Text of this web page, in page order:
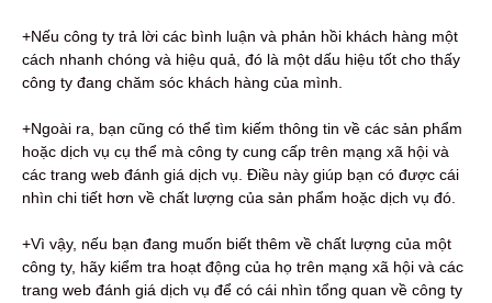
+Nếu công ty trả lời các bình luận và phản hồi khách hàng một
cách nhanh chóng và hiệu quả, đó là một dấu hiệu tốt cho thấy
công ty đang chăm sóc khách hàng của mình.
+Ngoài ra, bạn cũng có thể tìm kiếm thông tin về các sản phẩm
hoặc dịch vụ cụ thể mà công ty cung cấp trên mạng xã hội và
các trang web đánh giá dịch vụ. Điều này giúp bạn có được cái
nhìn chi tiết hơn về chất lượng của sản phẩm hoặc dịch vụ đó.
+Vì vậy, nếu bạn đang muốn biết thêm về chất lượng của một
công ty, hãy kiểm tra hoạt động của họ trên mạng xã hội và các
trang web đánh giá dịch vụ để có cái nhìn tổng quan về công ty